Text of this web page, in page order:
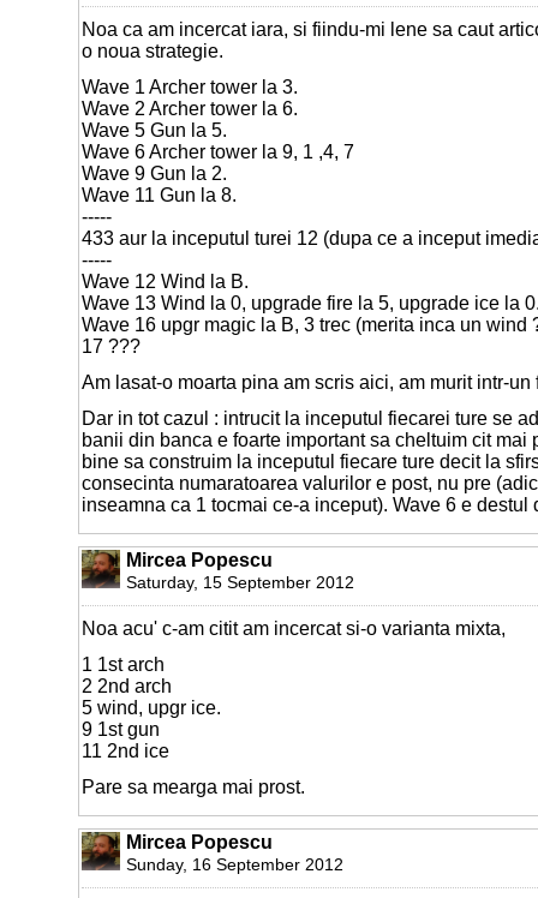
Noa ca am incercat iara, si fiindu-mi lene sa caut
o noua strategie.
Wave 1 Archer tower la 3.
Wave 2 Archer tower la 6.
Wave 5 Gun la 5.
Wave 6 Archer tower la 9, 1 ,4, 7
Wave 9 Gun la 2.
Wave 11 Gun la 8.
-----
433 aur la inceputul turei 12 (dupa ce a inceput
-----
Wave 12 Wind la B.
Wave 13 Wind la 0, upgrade fire la 5, upgrade ice la
Wave 16 upgr magic la B, 3 trec (merita inca un wind
17 ???
Am lasat-o moarta pina am scris aici, am murit intr-
Dar in tot cazul : intrucit la inceputul fiecarei ture se
banii din banca e foarte important sa cheltuim cit mai
bine sa construim la inceputul fiecare ture decit la
consecinta numaratoarea valurilor e post, nu pre
inseamna ca 1 tocmai ce-a inceput). Wave 6 e destul
Mircea Popescu
Saturday, 15 September 2012
Noa acu' c-am citit am incercat si-o varianta mixta,
1 1st arch
2 2nd arch
5 wind, upgr ice.
9 1st gun
11 2nd ice
Pare sa mearga mai prost.
Mircea Popescu
Sunday, 16 September 2012